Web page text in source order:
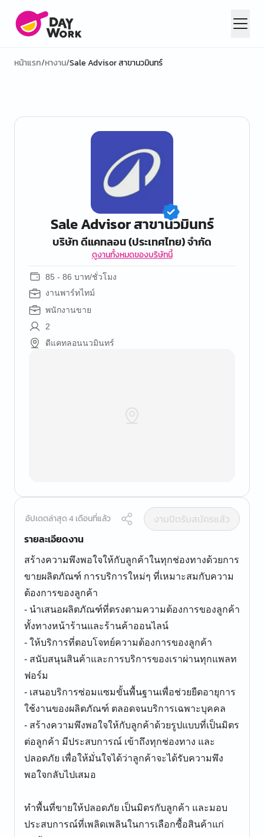
หน้าแรก/หางาน/Sale Advisor สาขานวมินทร์
Sale Advisor สาขานวมินทร์
บริษัท ดีแคทลอน (ประเทศไทย) จำกัด
ดูงานทั้งหมดของบริษัทนี้
85 - 86 บาท/ชั่วโมง
งานพาร์ทไทม์
พนักงานขาย
2
ดีแคทลอนนวมินทร์
อัปเดตล่าสุด 4 เดือนที่แล้ว
งานปิดรับสมัครแล้ว
รายละเอียดงาน
สร้างความพึงพอใจให้กับลูกค้าในทุกช่องทางด้วยการ
ขายผลิตภัณฑ์ การบริการใหม่ๆ ที่เหมาะสมกับความ
ต้องการของลูกค้า
- นำเสนอผลิตภัณฑ์ที่ตรงตามความต้องการของลูกค้า
ทั้งทางหน้าร้านและร้านค้าออนไลน์
- ให้บริการที่ตอบโจทย์ความต้องการของลูกค้า
- สนับสนุนสินค้าและการบริการของเราผ่านทุกแพลท
ฟอร์ม
- เสนอบริการซ่อมแซมขั้นพื้นฐานเพื่อช่วยยืดอายุการ
ใช้งานของผลิตภัณฑ์ ตลอดจนบริการเฉพาะบุคคล
- สร้างความพึงพอใจให้กับลูกค้าด้วยรูปแบบที่เป็นมิตร
ต่อลูกค้า มีประสบการณ์ เข้าถึงทุกช่องทาง และ
ปลอดภัย เพื่อให้มั่นใจได้ว่าลูกค้าจะได้รับความพึง
พอใจกลับไปเสมอ
ทำพื้นที่ขายให้ปลอดภัย เป็นมิตรกับลูกค้า และมอบ
ประสบการณ์ที่เพลิดเพลินในการเลือกซื้อสินค้าแก่